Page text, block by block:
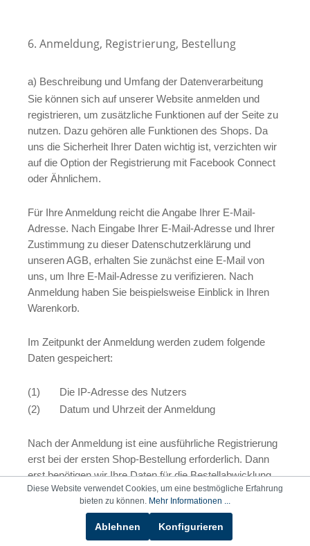
6. Anmeldung, Registrierung, Bestellung
a) Beschreibung und Umfang der Datenverarbeitung
Sie können sich auf unserer Website anmelden und
registrieren, um zusätzliche Funktionen auf der Seite zu
nutzen. Dazu gehören alle Funktionen des Shops. Da
uns die Sicherheit Ihrer Daten wichtig ist, verzichten wir
auf die Option der Registrierung mit Facebook Connect
oder Ähnlichem.
Für Ihre Anmeldung reicht die Angabe Ihrer E-Mail-
Adresse. Nach Eingabe Ihrer E-Mail-Adresse und Ihrer
Zustimmung zu dieser Datenschutzerklärung und
unseren AGB, erhalten Sie zunächst eine E-Mail von
uns, um Ihre E-Mail-Adresse zu verifizieren. Nach
Anmeldung haben Sie beispielsweise Einblick in Ihren
Warenkorb.
Im Zeitpunkt der Anmeldung werden zudem folgende
Daten gespeichert:
(1) Die IP-Adresse des Nutzers
(2) Datum und Uhrzeit der Anmeldung
Nach der Anmeldung ist eine ausführliche Registrierung
erst bei der ersten Shop-Bestellung erforderlich. Dann
erst benötigen wir Ihre Daten für die Bestellabwicklung.
Die abgefragten Pflichtangaben müssen vollständig
angegeben werden. Anderenfalls können wir die
Bestellung nicht ausführen. Pflichtangaben sind:
Diese Website verwendet Cookies, um eine bestmögliche Erfahrung
bieten zu können. Mehr Informationen ...
Ablehnen Konfigurieren